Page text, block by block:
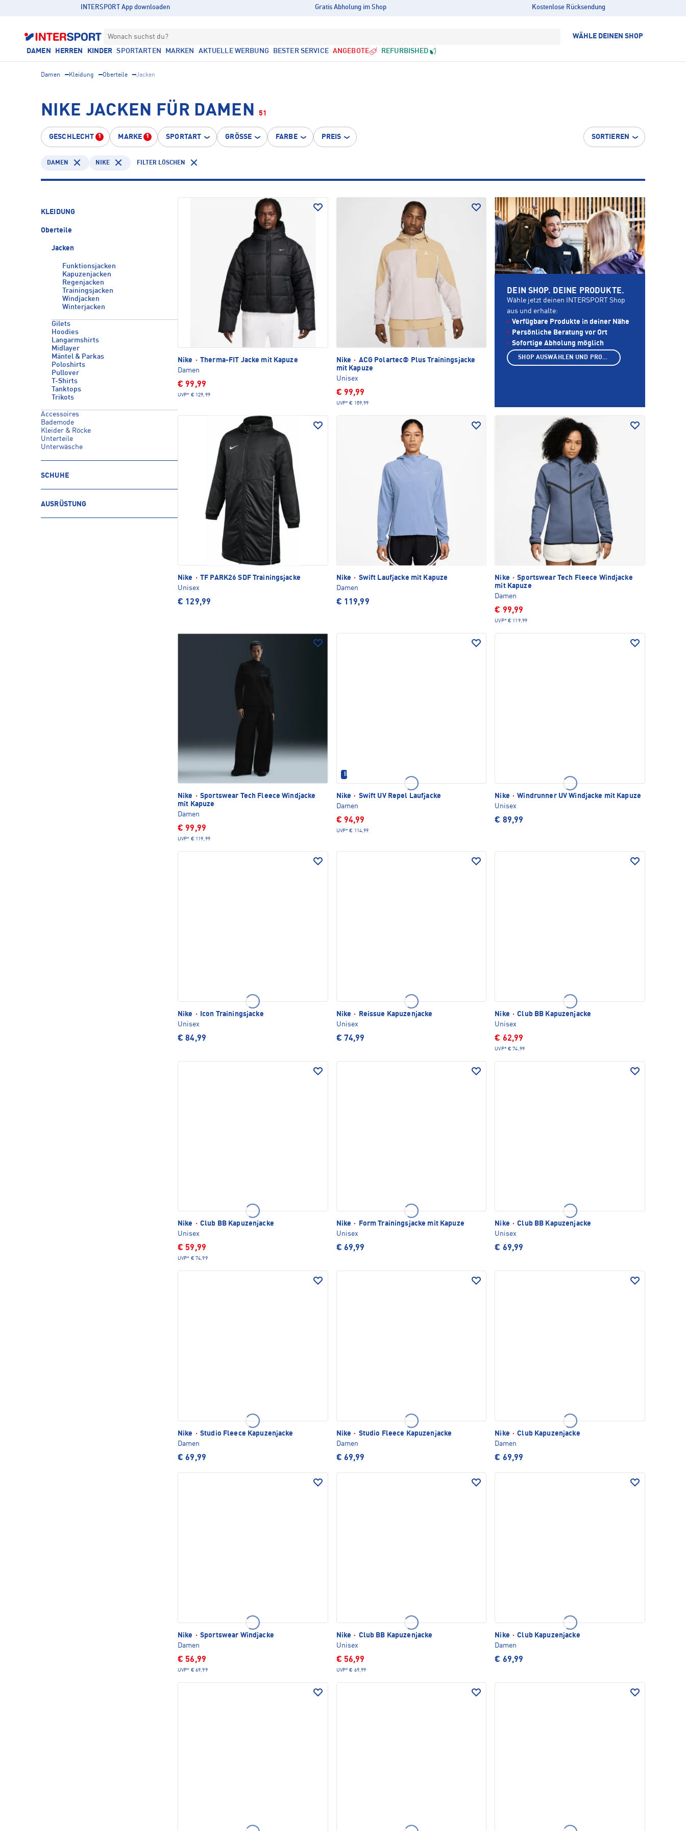
INTERSPORT App downloaden Gratis Abholung im Shop Kostenlose Rücksendung
Wonach suchst du? WÄHLE DEINEN SHOP
DAMEN HERREN KINDER SPORTARTEN MARKEN AKTUELLE WERBUNG BESTER SERVICE ANGEBOTE REFURBISHED
Damen Kleidung Oberteile Jacken
NIKE JACKEN FÜR DAMEN 51
GESCHLECHT 1 MARKE 1 SPORTART GRÖSSE FARBE PREIS SORTIEREN
DAMEN NIKE FILTER LÖSCHEN
KLEIDUNG
Oberteile
Jacken
Funktionsjacken
Kapuzenjacken
Regenjacken
Trainingsjacken
Windjacken
Winterjacken
Gilets
Hoodies
Langarmshirts
Midlayer
Mäntel & Parkas
Poloshirts
Pullover
T-Shirts
Tanktops
Trikots
Accessoires
Bademode
Kleider & Röcke
Unterteile
Unterwäsche
SCHUHE
AUSRÜSTUNG
Nike · Therma-FIT Jacke mit Kapuze
Damen
€ 99,99
UVP* € 129,99
Nike · ACG Polartec® Plus Trainingsjacke
mit Kapuze
Unisex
€ 99,99
UVP* € 159,99
Nike · TF PARK26 SDF Trainingsjacke
Unisex
€ 129,99
Nike · Swift Laufjacke mit Kapuze
Damen
€ 119,99
Nike · Sportswear Tech Fleece Windjacke
mit Kapuze
Damen
€ 99,99
UVP* € 119,99
Nike · Sportswear Tech Fleece Windjacke
mit Kapuze
Damen
€ 99,99
UVP* € 119,99
Nike · Swift UV Repel Laufjacke
Damen
€ 94,99
UVP* € 114,99
Nike · Windrunner UV Windjacke mit Kapuze
Unisex
€ 89,99
Nike ·
Icon Trainingsjacke
Unisex
€ 84,99
Nike ·
Reissue Kapuzenjacke
Unisex
€ 74,99
Nike · Club BB Kapuzenjacke
Unisex
€ 62,99
UVP* € 74,99
Nike · Club BB Kapuzenjacke
Unisex
€ 59,99
UVP* € 74,99
Nike ·
Form Trainingsjacke mit Kapuze
Unisex
€ 69,99
Nike · Club BB Kapuzenjacke
Unisex
€ 69,99
Nike · Studio Fleece Kapuzenjacke
Damen
€ 69,99
Nike · Studio Fleece Kapuzenjacke
Damen
€ 69,99
Nike · Club Kapuzenjacke
Damen
€ 69,99
Nike · Sportswear Windjacke
Damen
€ 56,99
UVP* € 69,99
Nike · Club BB Kapuzenjacke
Unisex
€ 56,99
UVP* € 69,99
Nike · Club Kapuzenjacke
Damen
€ 69,99
DEIN SHOP. DEINE PRODUKTE.
Wähle jetzt deinen INTERSPORT Shop
aus und erhalte:
Verfügbare Produkte in deiner Nähe
Persönliche Beratung vor Ort
Sofortige Abholung möglich
SHOP AUSWÄHLEN UND PRODUKTE ANZEIGEN